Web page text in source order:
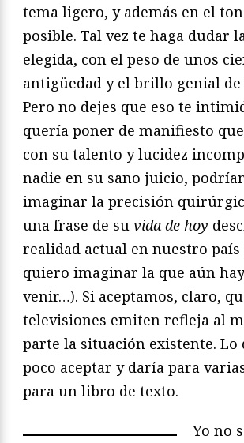
tema ligero, y además en el
posible. Tal vez te haga dudar
elegida, con el peso de unos
antigüedad y el brillo genial de
Pero no dejes que eso te
quería poner de manifiesto que
con su talento y lucidez
nadie en su sano juicio,
imaginar la precisión
una frase de su vida de hoy
realidad actual en nuestro país
quiero imaginar la que aún
venir…). Si aceptamos, claro,
televisiones emiten refleja al
parte la situación existente. Lo
poco aceptar y daría para
para un libro de texto.
Yo no